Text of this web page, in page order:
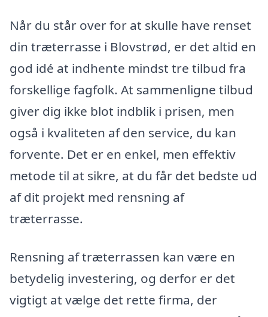
Når du står over for at skulle have renset
din træterrasse i Blovstrød, er det altid en
god idé at indhente mindst tre tilbud fra
forskellige fagfolk. At sammenligne tilbud
giver dig ikke blot indblik i prisen, men
også i kvaliteten af den service, du kan
forvente. Det er en enkel, men effektiv
metode til at sikre, at du får det bedste ud
af dit projekt med rensning af
træterrasse.
Rensning af træterrassen kan være en
betydelig investering, og derfor er det
vigtigt at vælge det rette firma, der